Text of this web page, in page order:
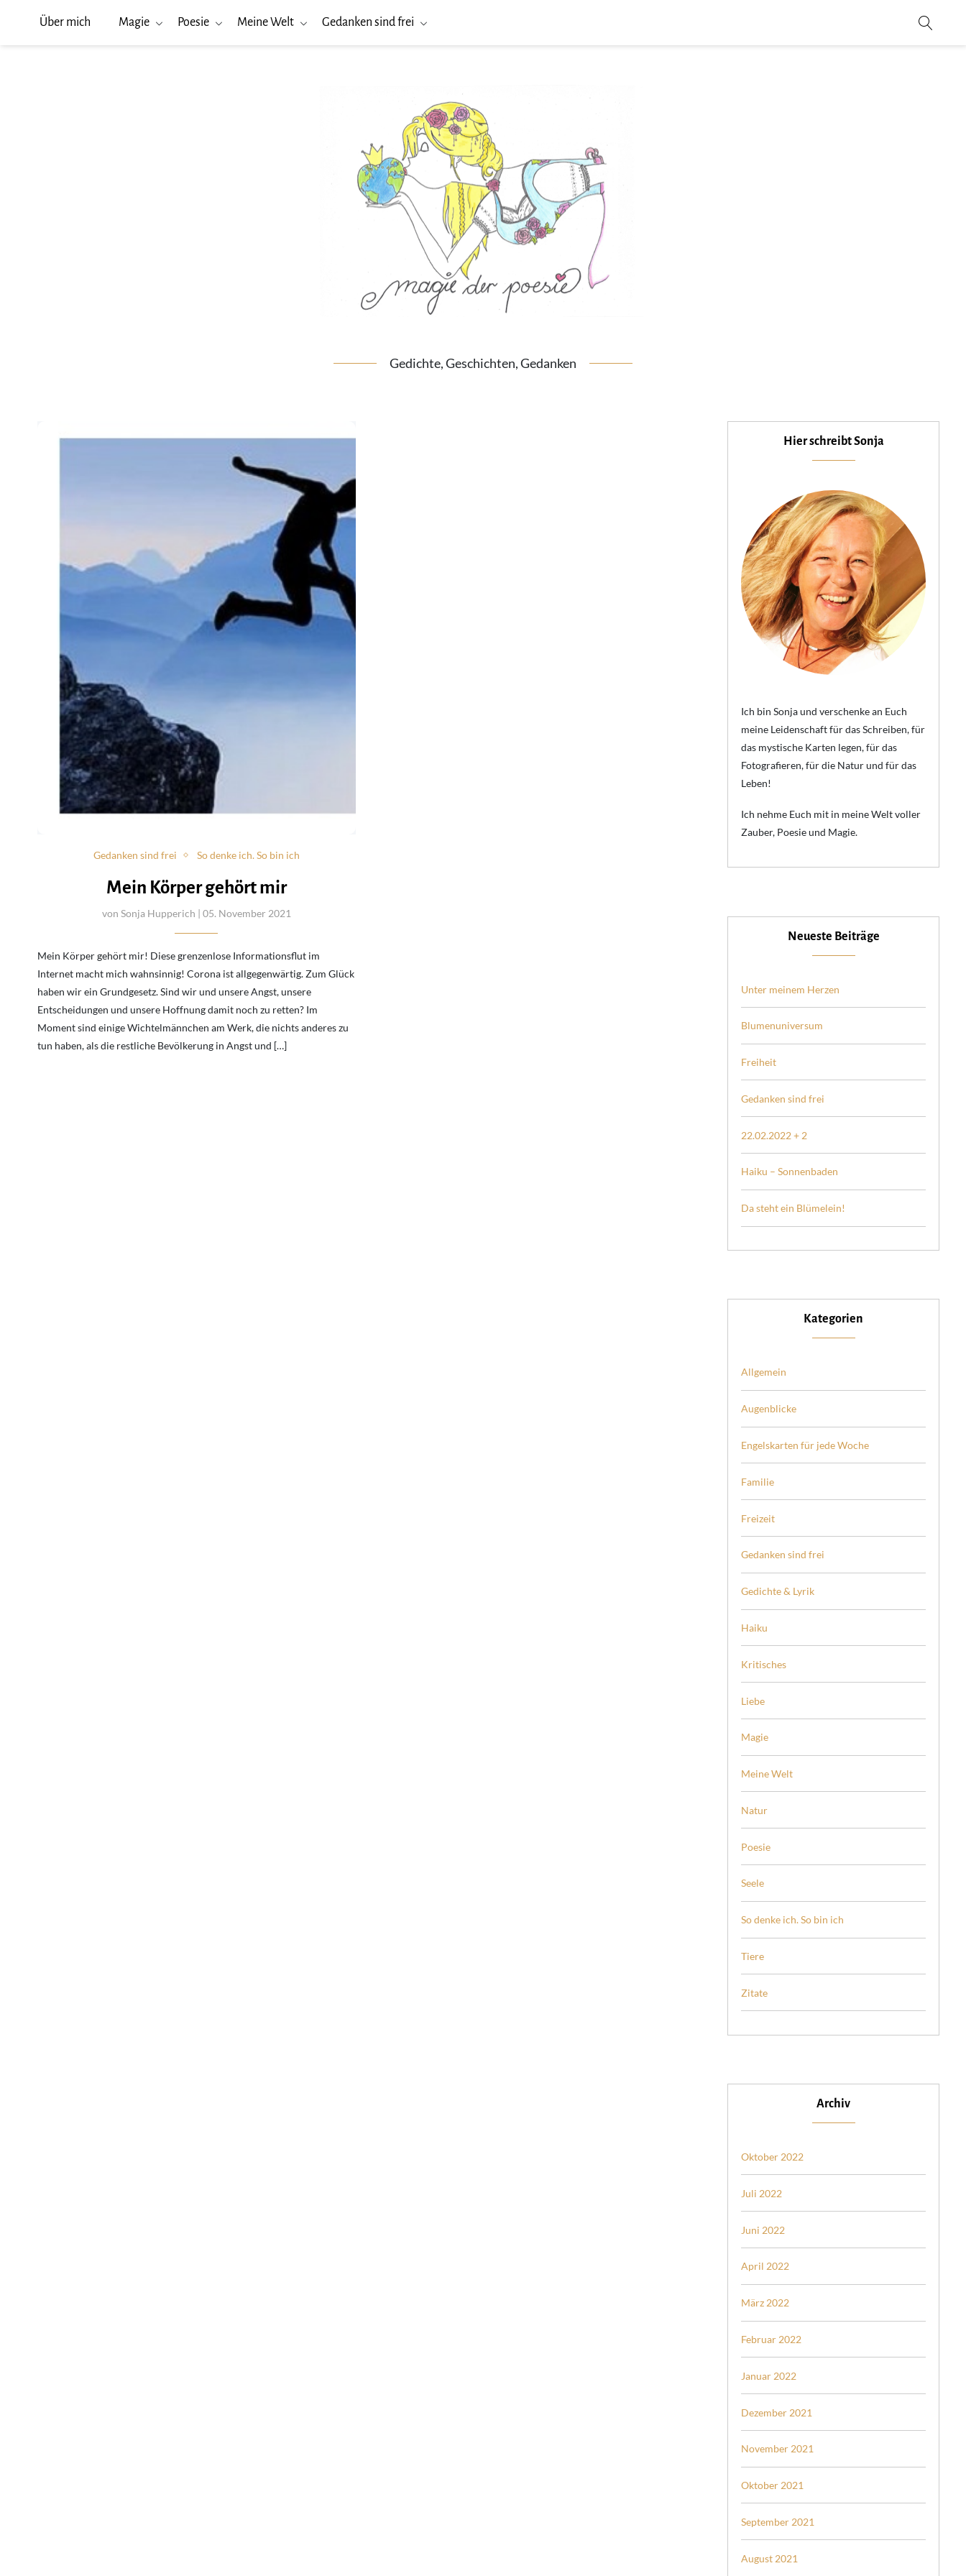
Über mich Magie Poesie Meine Welt Gedanken sind frei
Gedichte, Geschichten, Gedanken
Gedanken sind frei So denke ich. So bin ich
Mein Körper gehört mir
von Sonja Hupperich | 05. November 2021
Mein Körper gehört mir! Diese grenzenlose Informationsflut im
Internet macht mich wahnsinnig! Corona ist allgegenwärtig. Zum Glück
haben wir ein Grundgesetz. Sind wir und unsere Angst, unsere
Entscheidungen und unsere Hoffnung damit noch zu retten? Im
Moment sind einige Wichtelmännchen am Werk, die nichts anderes zu
tun haben, als die restliche Bevölkerung in Angst und […]
Hier schreibt Sonja
Ich bin Sonja und verschenke an Euch
meine Leidenschaft für das Schreiben, für
das mystische Karten legen, für das
Fotografieren, für die Natur und für das
Leben!
Ich nehme Euch mit in meine Welt voller
Zauber, Poesie und Magie.
Neueste Beiträge
Unter meinem Herzen
Blumenuniversum
Freiheit
Gedanken sind frei
22.02.2022 + 2
Haiku – Sonnenbaden
Da steht ein Blümelein!
Kategorien
Allgemein
Augenblicke
Engelskarten für jede Woche
Familie
Freizeit
Gedanken sind frei
Gedichte & Lyrik
Haiku
Kritisches
Liebe
Magie
Meine Welt
Natur
Poesie
Seele
So denke ich. So bin ich
Tiere
Zitate
Archiv
Oktober 2022
Juli 2022
Juni 2022
April 2022
März 2022
Februar 2022
Januar 2022
Dezember 2021
November 2021
Oktober 2021
September 2021
August 2021